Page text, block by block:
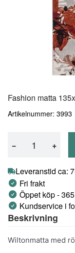
Fashion matta
Artikelnummer: 3993
− +
Leveranstid ca:
Fri frakt
Öppet köp -
Kundservice i
Beskrivning
Wiltonmatta med